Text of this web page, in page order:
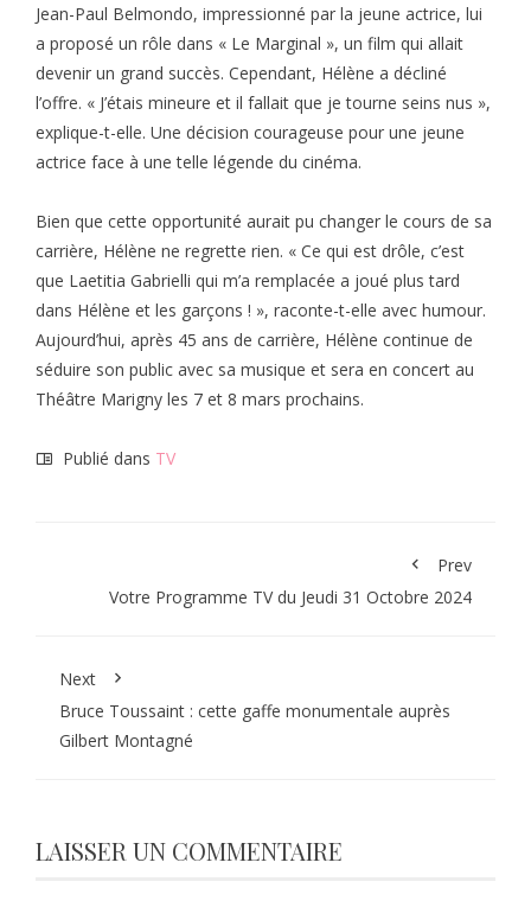
Jean-Paul Belmondo, impressionné par la jeune actrice, lui
a proposé un rôle dans « Le Marginal », un film qui allait
devenir un grand succès. Cependant, Hélène a décliné
l’offre. « J’étais mineure et il fallait que je tourne seins nus »,
explique-t-elle. Une décision courageuse pour une jeune
actrice face à une telle légende du cinéma.
Bien que cette opportunité aurait pu changer le cours de sa
carrière, Hélène ne regrette rien. « Ce qui est drôle, c’est
que Laetitia Gabrielli qui m’a remplacée a joué plus tard
dans Hélène et les garçons ! », raconte-t-elle avec humour.
Aujourd’hui, après 45 ans de carrière, Hélène continue de
séduire son public avec sa musique et sera en concert au
Théâtre Marigny les 7 et 8 mars prochains.
Publié dans TV
Prev
Votre Programme TV du Jeudi 31 Octobre 2024
Next
Bruce Toussaint : cette gaffe monumentale auprès
Gilbert Montagné
LAISSER UN COMMENTAIRE